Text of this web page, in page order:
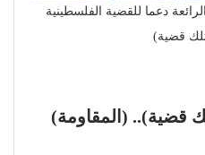
دعما للقضية الفلسطينية
قضية)
قضية).. (المقاومة)